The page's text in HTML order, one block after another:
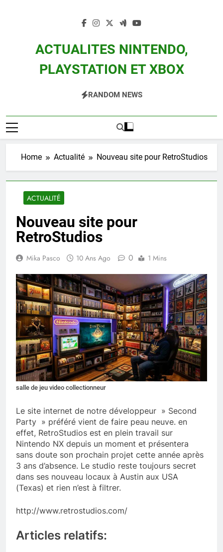
ACTUALITES NINTENDO,
PLAYSTATION ET XBOX
Zelda, Splatoon, Pokemon Entre Autres
RANDOM NEWS
Home Actualité Nouveau site pour RetroStudios
ACTUALITÉ
Nouveau site pour
RetroStudios
Mika Pasco 10 Ans Ago 0 1 Mins
salle de jeu video collectionneur
Le site internet de notre développeur » Second
Party » préféré vient de faire peau neuve. en
effet, RetroStudios est en plein travail sur
Nintendo NX depuis un moment et présentera
sans doute son prochain projet cette année après
3 ans d’absence. Le studio reste toujours secret
dans ses nouveau locaux à Austin aux USA
(Texas) et rien n’est à filtrer.
http://www.retrostudios.com/
Articles relatifs: